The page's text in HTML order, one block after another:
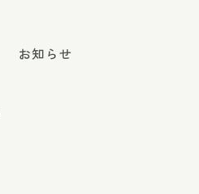
お知らせ